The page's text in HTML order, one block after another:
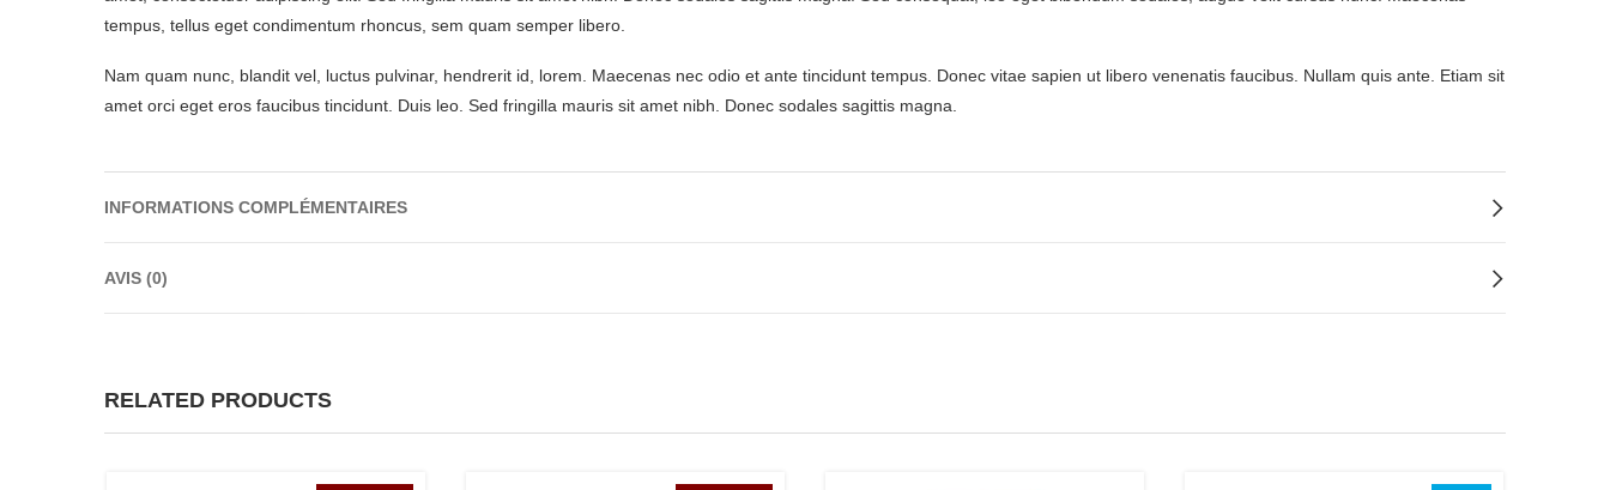
tempus, tellus eget condimentum rhoncus, sem quam semper libero.
Nam quam nunc, blandit vel, luctus pulvinar, hendrerit id, lorem. Maecenas nec odio et ante tincidunt tempus. Donec vitae sapien ut libero venenatis faucibus. Nullam quis ante. Etiam sit
amet orci eget eros faucibus tincidunt. Duis leo. Sed fringilla mauris sit amet nibh. Donec sodales sagittis magna.
INFORMATIONS COMPLÉMENTAIRES
AVIS (0)
RELATED PRODUCTS